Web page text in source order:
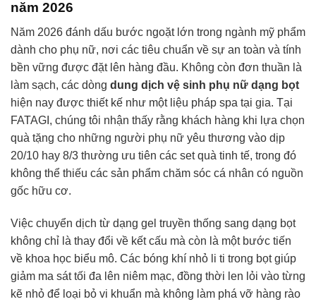
năm 2026
Năm 2026 đánh dấu bước ngoặt lớn trong ngành mỹ phẩm
dành cho phụ nữ, nơi các tiêu chuẩn về sự an toàn và tính
bền vững được đặt lên hàng đầu. Không còn đơn thuần là
làm sạch, các dòng dung dịch vệ sinh phụ nữ dạng bọt
hiện nay được thiết kế như một liệu pháp spa tại gia. Tại
FATAGI, chúng tôi nhận thấy rằng khách hàng khi lựa chọn
quà tặng cho những người phụ nữ yêu thương vào dịp
20/10 hay 8/3 thường ưu tiên các set quà tinh tế, trong đó
không thể thiếu các sản phẩm chăm sóc cá nhân có nguồn
gốc hữu cơ.
Việc chuyển dịch từ dạng gel truyền thống sang dạng bọt
không chỉ là thay đổi về kết cấu mà còn là một bước tiến
về khoa học biểu mô. Các bóng khí nhỏ li ti trong bọt giúp
giảm ma sát tối đa lên niêm mạc, đồng thời len lỏi vào từng
kẽ nhỏ để loại bỏ vi khuẩn mà không làm phá vỡ hàng rào